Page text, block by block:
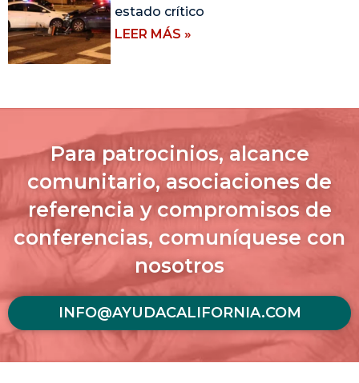
estado crítico
LEER MÁS »
Para patrocinios, alcance
comunitario, asociaciones de
referencia y compromisos de
conferencias, comuníquese con
nosotros
INFO@AYUDACALIFORNIA.COM